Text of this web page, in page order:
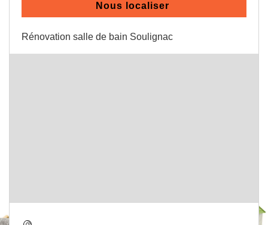
Nous localiser
Rénovation salle de bain Soulignac